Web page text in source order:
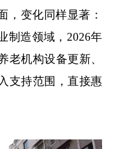
变化同样显著：
制造领域，2026年
老机构设备更新、
支持范围，直接惠